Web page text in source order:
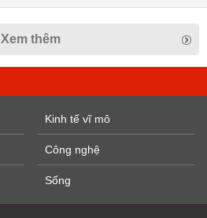
Xem thêm
Kinh tế vĩ mô
Công nghệ
Sống